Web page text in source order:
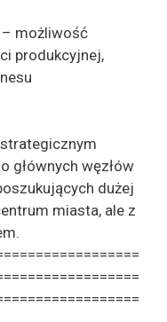
– możliwość
produkcyjnej,
głównych węzłów
dużej
miasta, ale z